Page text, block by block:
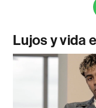
Lujos y vida